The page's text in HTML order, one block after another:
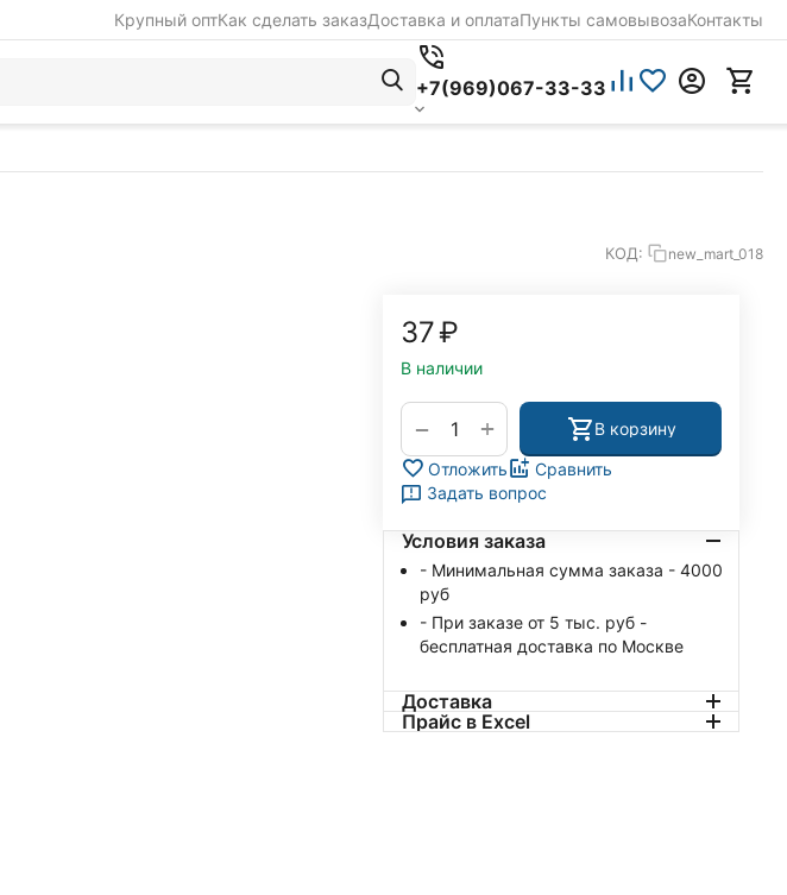
Крупный оптКак сделать заказДоставка и оплатаПункты самовывозаКонтакты
+7(969)067-33-33
КОД: new_mart_018
‍37‍₽
В наличии
+
−
В корзину
Отложить
Сравнить
Задать вопрос
Условия заказа
- Минимальная сумма заказа - 4000
руб
- При заказе от 5 тыс. руб -
бесплатная доставка по Москве
Доставка
Прайс в Excel